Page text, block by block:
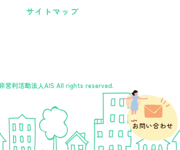
お問い合わせ
サイトマップ
営利活動法人AIS All rights reserved.